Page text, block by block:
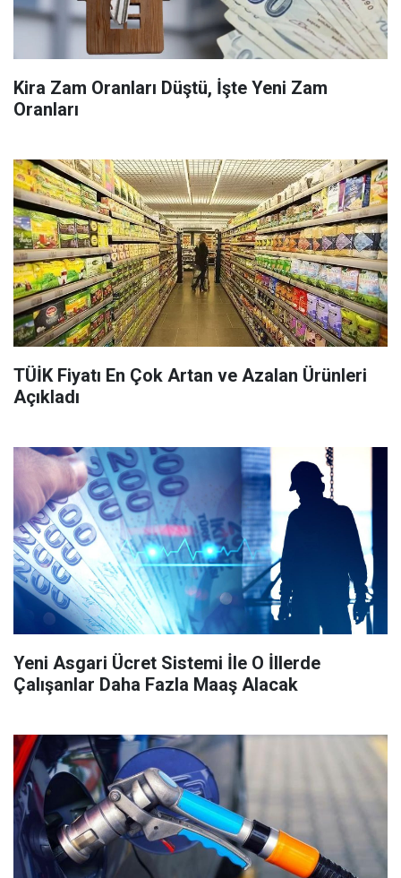
Kira Zam Oranları Düştü, İşte Yeni Zam
Oranları
TÜİK Fiyatı En Çok Artan ve Azalan Ürünleri
Açıkladı
Yeni Asgari Ücret Sistemi İle O İllerde
Çalışanlar Daha Fazla Maaş Alacak